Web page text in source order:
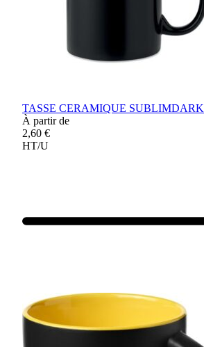
TASSE CERAMIQUE SUBLIMDARK
À partir de
2,60 €
HT/U